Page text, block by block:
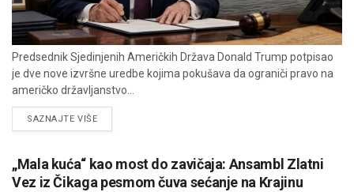
Predsednik Sjedinjenih Američkih Država Donald Trump potpisao
je dve nove izvršne uredbe kojima pokušava da ograniči pravo na
američko državljanstvo...
SAZNAJTE VIŠEDETAILS
„Mala kuća“ kao most do zavičaja: Ansambl Zlatni
Vez iz Čikaga pesmom čuva sećanje na Krajinu